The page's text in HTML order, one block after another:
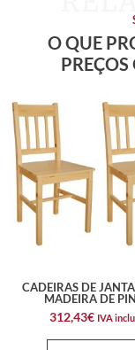
O QUE
CADEIRAS DE
MADEIRA DE
312,43€ IVA